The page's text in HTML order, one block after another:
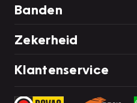
Banden
Zekerheid
Klantenservice